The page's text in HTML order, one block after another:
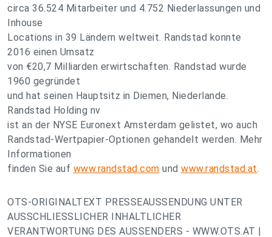
circa 36.524 Mitarbeiter und 4.752 Niederlassungen und
Inhouse
Locations in 39 Ländern weltweit. Randstad konnte
2016 einen Umsatz
von €20,7 Milliarden erwirtschaften. Randstad wurde
1960 gegründet
und hat seinen Hauptsitz in Diemen, Niederlande.
Randstad Holding nv
ist an der NYSE Euronext Amsterdam gelistet, wo auch
Randstad-Wertpapier-Optionen gehandelt werden. Mehr
Informationen
finden Sie auf www.randstad.com und www.randstad.at.
OTS-ORIGINALTEXT PRESSEAUSSENDUNG UNTER
AUSSCHLIESSLICHER INHALTLICHER
VERANTWORTUNG DES AUSSENDERS - WWW.OTS.AT |